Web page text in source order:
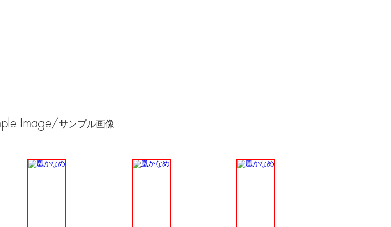
Image/サンプル画像